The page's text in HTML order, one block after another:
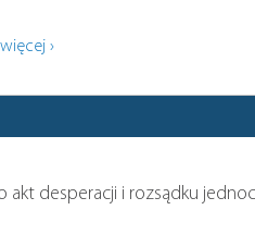
akt desperacji i rozsądku
›